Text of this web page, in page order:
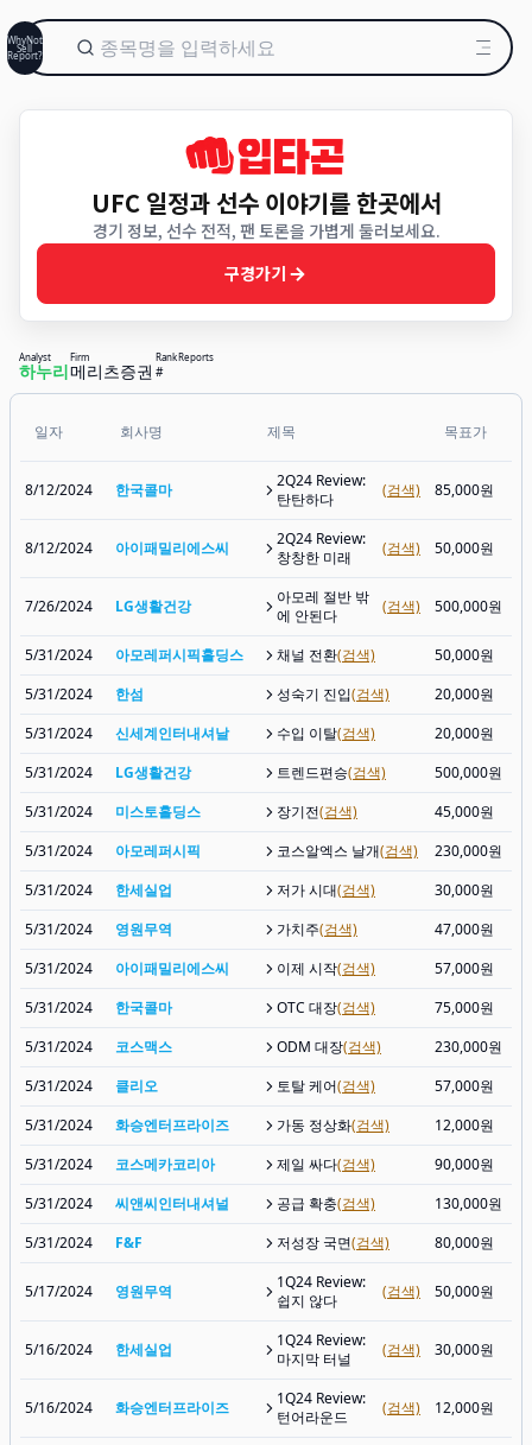
WhyNot
Sell
Report?
UFC 일정과 선수 이야기를 한곳에서
경기 정보, 선수 전적, 팬 토론을 가볍게 둘러보세요.
구경가기
Analyst
하누리
Firm
메리츠증권
Rank
#
Reports
일자 회사명 제목 목표가
8/12/2024 한국콜마
2Q24 Review:
탄탄하다
(검색) 85,000원
8/12/2024 아이패밀리에스씨
2Q24 Review:
창창한 미래
(검색) 50,000원
7/26/2024 LG생활건강
아모레 절반 밖
에 안된다
(검색) 500,000원
5/31/2024 아모레퍼시픽홀딩스 채널 전환(검색) 50,000원
5/31/2024
한섬 성숙기 진입(검색) 20,000원
5/31/2024
신세계인터내셔날 수입 이탈(검색) 20,000원
5/31/2024
LG생활건강 트렌드편승(검색) 500,000원
5/31/2024
미스토홀딩스 장기전(검색) 45,000원
5/31/2024
아모레퍼시픽 코스알엑스 날개(검색) 230,000원
5/31/2024
한세실업 저가 시대(검색) 30,000원
5/31/2024
영원무역 가치주(검색) 47,000원
5/31/2024
아이패밀리에스씨 이제 시작(검색) 57,000원
5/31/2024
한국콜마 OTC 대장(검색) 75,000원
5/31/2024
코스맥스 ODM 대장(검색) 230,000원
5/31/2024
클리오 토탈 케어(검색) 57,000원
5/31/2024
화승엔터프라이즈 가동 정상화(검색) 12,000원
5/31/2024
코스메카코리아 제일 싸다(검색) 90,000원
5/31/2024
씨앤씨인터내셔널 공급 확충(검색) 130,000원
5/31/2024
F&F 저성장 국면(검색) 80,000원
5/17/2024 영원무역
1Q24 Review:
쉽지 않다
(검색) 50,000원
5/16/2024 한세실업
1Q24 Review:
마지막 터널
(검색) 30,000원
5/16/2024 화승엔터프라이즈
1Q24 Review:
턴어라운드
(검색) 12,000원